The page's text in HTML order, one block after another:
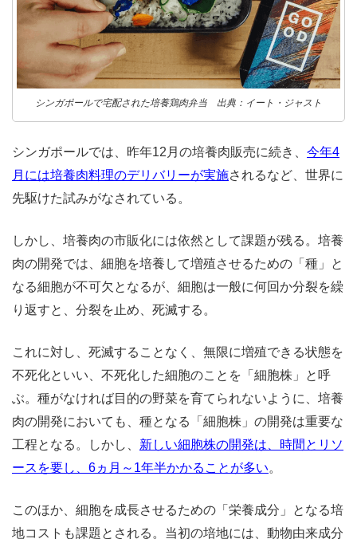
シンガポールで宅配された培養鶏肉弁当 出典：イート・ジャスト
シンガポールでは、昨年12月の培養肉販売に続き、 今年4
月には培養肉料理のデリバリーが実施されるなど、世界に
先駆けた試みがなされている。
しかし、培養肉の市販化には依然として課題が残る。培養
肉の開発では、細胞を培養して増殖させるための「種」と
なる細胞が不可欠となるが、細胞は一般に何回か分裂を繰
り返すと、分裂を止め、死滅する。
これに対し、死滅することなく、無限に増殖できる状態を
不死化といい、不死化した細胞のことを「細胞株」と呼
ぶ。種がなければ目的の野菜を育てられないように、培養
肉の開発においても、種となる「細胞株」の開発は重要な
工程となる。しかし、 新しい細胞株の開発は、時間とリソ
ースを要し、6ヵ月～1年半かかることが多い。
このほか、細胞を成長させるための「栄養成分」となる培
地コストも課題とされる。当初の培地には、動物由来成分